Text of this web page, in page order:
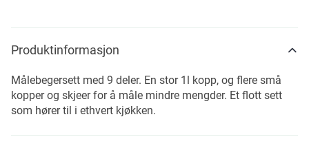
Produktinformasjon
Målebegersett med 9 deler. En stor 1l kopp, og flere små
kopper og skjeer for å måle mindre mengder. Et flott sett
som hører til i ethvert kjøkken.